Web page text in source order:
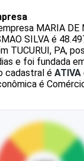
MARIA DE
SILVA é
TUCURUI, PA,
e foi fundada
cadastral é ATIVA
é